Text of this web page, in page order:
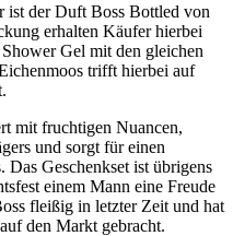
ist der Duft Boss Bottled von
erhalten Käufer hierbei
Gel mit den gleichen
trifft hierbei auf
mit fruchtigen Nuancen,
und sorgt für einen
Geschenkset ist übrigens
einem Mann eine Freude
fleißig in letzter Zeit und hat
den Markt gebracht.